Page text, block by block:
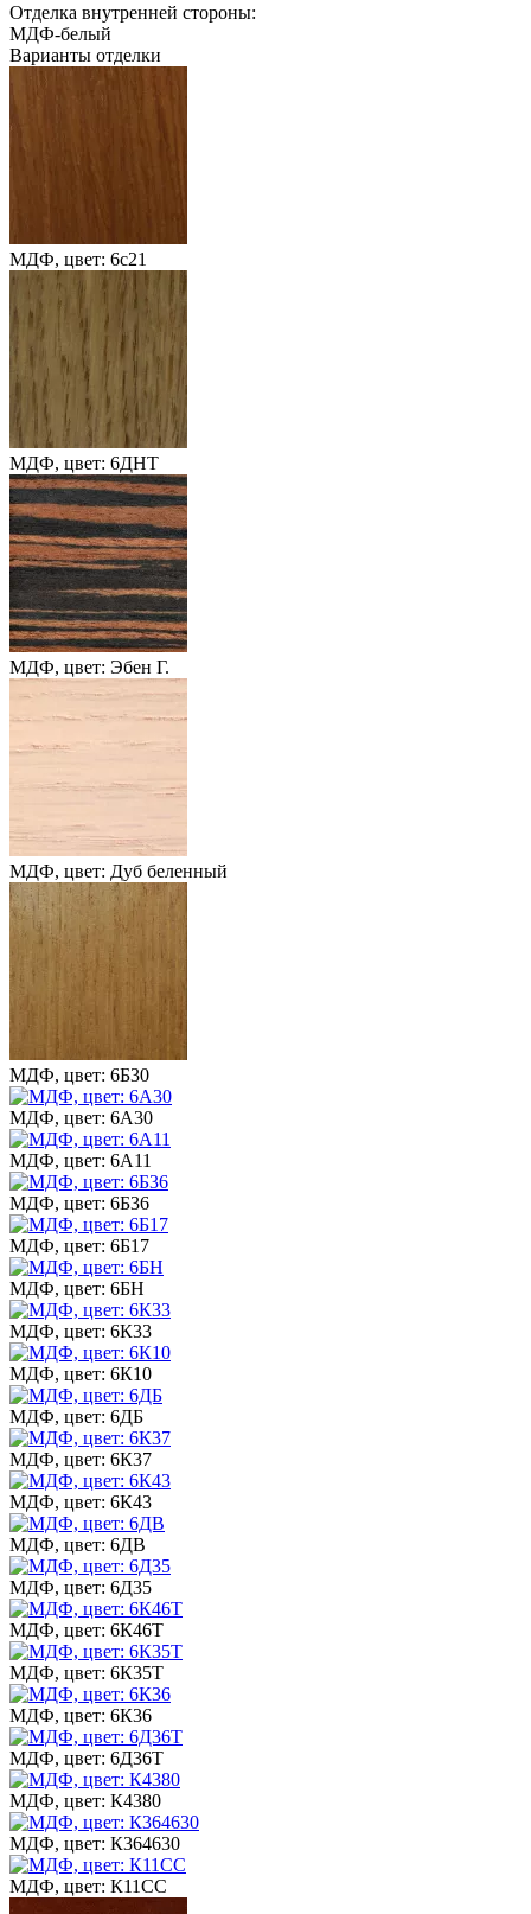
Отделка внутренней стороны:
МДФ-белый
Варианты отделки
МДФ, цвет: 6с21
МДФ, цвет: 6ДНТ
МДФ, цвет: Эбен Г.
МДФ, цвет: Дуб беленный
МДФ, цвет: 6Б30
МДФ, цвет: 6А30
МДФ, цвет: 6А11
МДФ, цвет: 6Б36
МДФ, цвет: 6Б17
МДФ, цвет: 6БН
МДФ, цвет: 6К33
МДФ, цвет: 6К10
МДФ, цвет: 6ДБ
МДФ, цвет: 6К37
МДФ, цвет: 6К43
МДФ, цвет: 6ДВ
МДФ, цвет: 6Д35
МДФ, цвет: 6К46Т
МДФ, цвет: 6К35Т
МДФ, цвет: 6К36
МДФ, цвет: 6Д36Т
МДФ, цвет: К4380
МДФ, цвет: К364630
МДФ, цвет: К11СС